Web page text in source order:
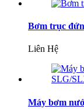
Bơm trục
Liên Hệ
Máy bơm